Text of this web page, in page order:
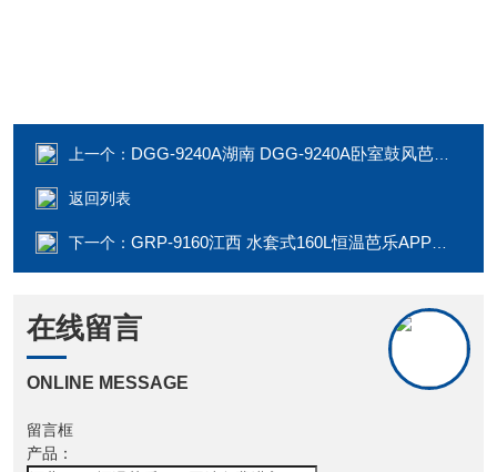
上一个： DGG-9240A湖南 DGG-9240A卧室鼓风芭乐在线观看
返回列表
下一个： GRP-9160江西 水套式160L恒温芭乐APP网站免费进入2023
在线留言
ONLINE MESSAGE
留言框
产品：